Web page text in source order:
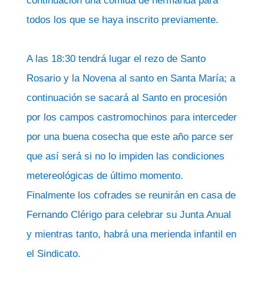
todos los que se haya inscrito previamente.
A las 18:30 tendrá lugar el rezo de Santo
Rosario y la Novena al santo en Santa María; a
continuación se sacará al Santo en procesión
por los campos castromochinos para interceder
por una buena cosecha que este año parce ser
que así será si no lo impiden las condiciones
metereológicas de último momento.
Finalmente los cofrades se reunirán en casa de
Fernando Clérigo para celebrar su Junta Anual
y mientras tanto, habrá una merienda infantil en
el Sindicato.